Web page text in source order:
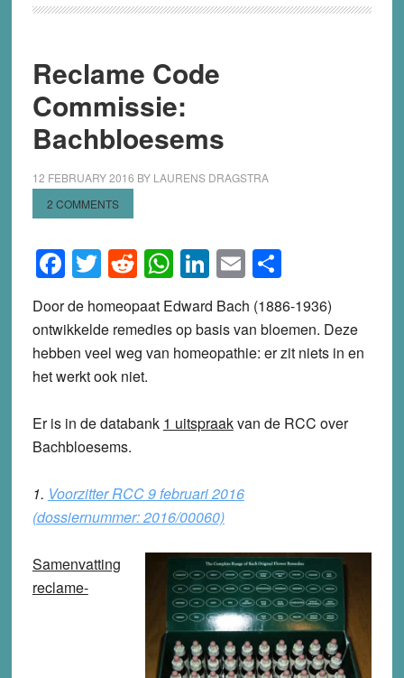
Reclame Code
Commissie:
Bachbloesems
12 FEBRUARY 2016 BY LAURENS DRAGSTRA
2 COMMENTS
Facebook
Twitter
Reddit
WhatsApp
LinkedIn
EmailShare
Door de homeopaat Edward Bach (1886-1936)
ontwikkelde remedies op basis van bloemen. Deze
hebben veel weg van homeopathie: er zit niets in en
het werkt ook niet.
Er is in de databank 1 uitspraakvan de RCC over
Bachbloesems.
1. Voorzitter RCC 9 februari 2016
(dossiernummer: 2016/00060)
Samenvatting
reclame-